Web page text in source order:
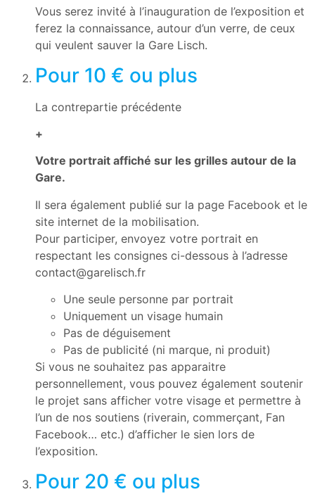
Vous serez invité à l’inauguration de l’exposition et
ferez la connaissance, autour d’un verre, de ceux
qui veulent sauver la Gare Lisch.
Pour 10 € ou plus
La contrepartie précédente
+
Votre portrait affiché sur les grilles autour de la
Gare.
Il sera également publié sur la page Facebook et le
site internet de la mobilisation.
Pour participer, envoyez votre portrait en
respectant les consignes ci-dessous à l’adresse
contact@garelisch.fr
Une seule personne par portrait
Uniquement un visage humain
Pas de déguisement
Pas de publicité (ni marque, ni produit)
Si vous ne souhaitez pas apparaitre
personnellement, vous pouvez également soutenir
le projet sans afficher votre visage et permettre à
l’un de nos soutiens (riverain, commerçant, Fan
Facebook… etc.) d’afficher le sien lors de
l’exposition.
Pour 20 € ou plus